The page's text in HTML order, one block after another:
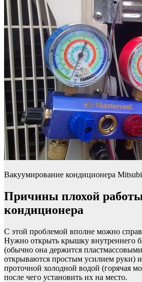
Вакуумирование кондиционера
Причины плохой
кондиционера
С этой проблемой вполне можно
Нужно открыть крышку внутреннего
(обычно она держится
открываются простым усилием руки)
проточной холодной водой (горячая
после чего установить их на место.